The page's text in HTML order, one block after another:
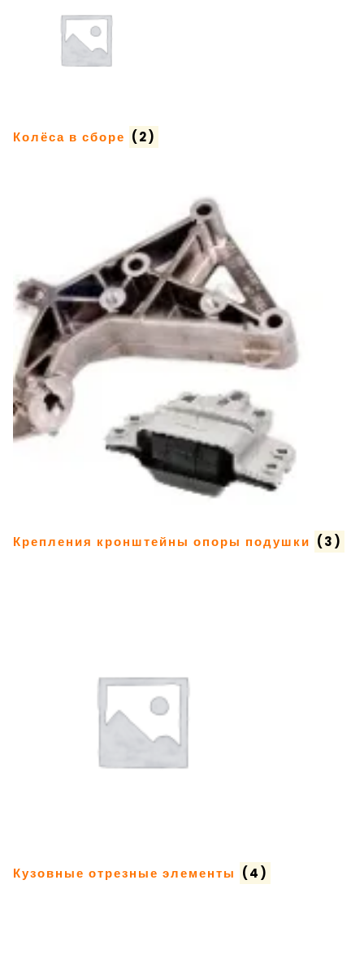
Колёса в сборе (2)
Крепления кронштейны опоры подушки (3)
Кузовные отрезные элементы (4)